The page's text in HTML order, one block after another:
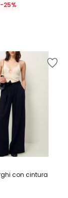
-25%
con cintura